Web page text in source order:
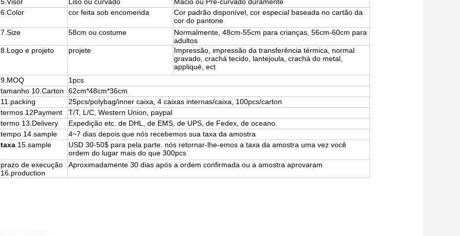
5.Visor
Liso ou curvado
Macio ou Pre-curvado duramente
6.Color
cor feita sob encomenda
Cor padrão disponível, cor especial baseada no cartão da
cor do pantone
7.Size
58cm ou costume
Normalmente, 48cm-55cm para crianças, 56cm-60cm para
adultos
8.Logo e projeto
projete
Impressão, impressão da transferência térmica, normal
gravado, crachá tecido, lantejoula, crachá do metal,
appliqué, ect
9.MOQ
1pcs
tamanho 10.Carton
62cm*48cm*36cm
11.packing
25pcs/polybag/inner caixa, 4 caixas internas/caixa, 100pcs/carton
termos 12Payment
T/T, L/C, Western Union, paypal
termo 13.Delivery
Expedição etc. de DHL, de EMS, de UPS, de Fedex, de oceano.
tempo 14.sample
4~7 dias depois que nós recebemos sua taxa da amostra
taxa 15.sample
USD 30-50$ para pela parte. nós retornar-lhe-emos a taxa da amostra uma vez você
ordem do lugar mais do que 300pcs
prazo de execução
16.production
Aproximadamente 30 dias após a ordem confirmada ou a amostra aprovaram